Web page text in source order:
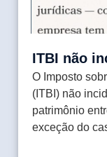
ITBI não
O Imposto
(ITBI) não
patrimônio
exceção do